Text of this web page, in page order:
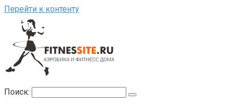
Перейти к контенту
Поиск: